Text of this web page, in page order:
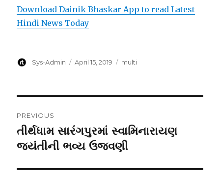
Download Dainik Bhaskar App to read Latest
Hindi News Today
Author
Sys-Admin
Posted
April 15, 2019 Categories
multi
navigation
PREVIOUS
Previous
post:
તીર્થધામ સારંગપુરમાં સ્વામિનારાયણ
જયંતીની ભવ્ય ઉજવણી